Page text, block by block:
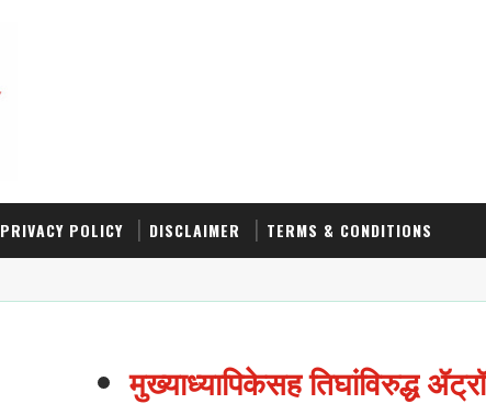
PRIVACY POLICY DISCLAIMER TERMS & CONDITIONS
मुख्याध्यापिकेसह तिघांविरुद्ध